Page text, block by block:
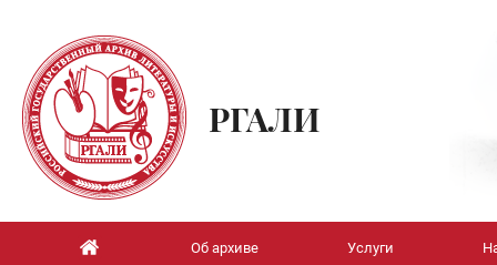
РГАЛИ
Об архиве Услуги